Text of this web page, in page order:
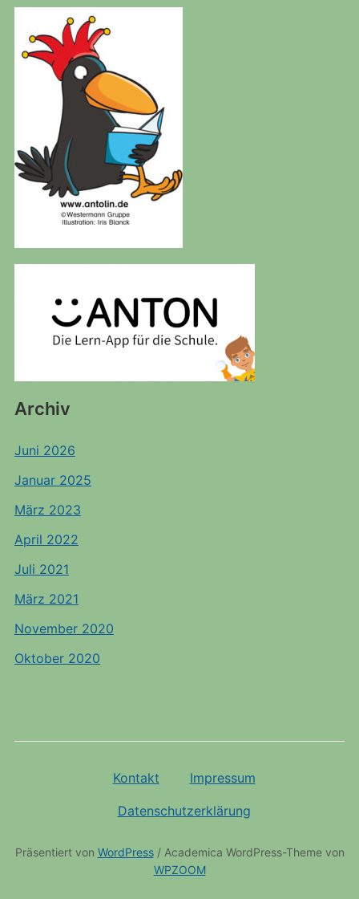
Archiv
Juni 2026
Januar 2025
März 2023
April 2022
Juli 2021
März 2021
November 2020
Oktober 2020
Kontakt Impressum
Datenschutzerklärung
Präsentiert von WordPress/ Academica WordPress-Theme von
WPZOOM